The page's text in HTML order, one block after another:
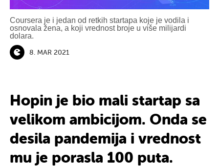
Coursera je i jedan od retkih startapa koje je vodila i
osnovala žena, a koji vrednost broje u više milijardi
dolara.
8. MAR 2021
Hopin je bio mali startap sa
velikom ambicijom. Onda se
desila pandemija i vrednost
mu je porasla 100 puta.